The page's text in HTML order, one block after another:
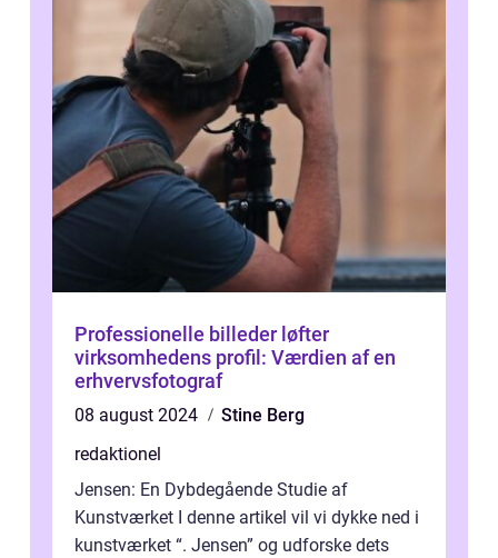
Professionelle billeder løfter
virksomhedens profil: Værdien af en
erhvervsfotograf
08 august 2024
Stine Berg
redaktionel
Jensen: En Dybdegående Studie af
Kunstværket I denne artikel vil vi dykke ned i
kunstværket “. Jensen” og udforske dets